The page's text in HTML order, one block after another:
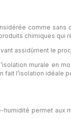
comme sans
chimiques
assidûment le
murale en
l’isolation idéale
humidité permet